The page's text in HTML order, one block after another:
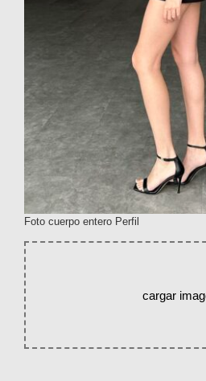
Foto cuerpo entero Perfil
cargar